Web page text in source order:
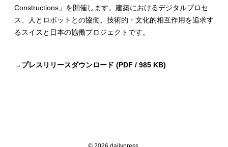
Constructions」を開催します。建築におけるデジタルプロセ
ス、人とロボットとの協働、技術的・文化的相互作用を追求す
るスイスと日本の協働プロジェクトです。
→ プレスリリースダウンロード (PDF / 985 KB)